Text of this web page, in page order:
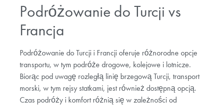
Podróżowanie do Turcji vs
Francja
Podróżowanie do Turcji i Francji oferuje różnorodne opcje
transportu, w tym podróże drogowe, kolejowe i lotnicze.
Biorąc pod uwagę rozległą linię brzegową Turcji, transport
morski, w tym rejsy statkami, jest również dostępną opcją.
Czas podróży i komfort różnią się w zależności od